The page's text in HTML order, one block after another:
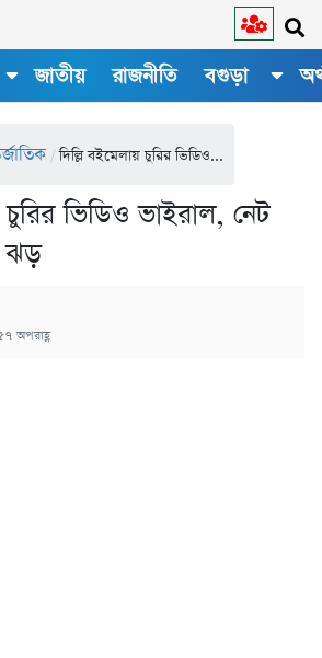
জাতীয় রাজনীতি বগুড়া
/ দিল্লি বইমেলায় চুরির ভিডিও...
চুরির ভিডিও ভাইরাল, নেট
ঝড়
অপরাহ্ণ